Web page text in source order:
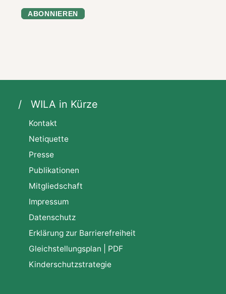
ABONNIEREN
WILA in Kürze
Kontakt
Netiquette
Presse
Publikationen
Mitgliedschaft
Impressum
Datenschutz
Erklärung zur Barrierefreiheit
Gleichstellungsplan | PDF
Kinderschutzstrategie